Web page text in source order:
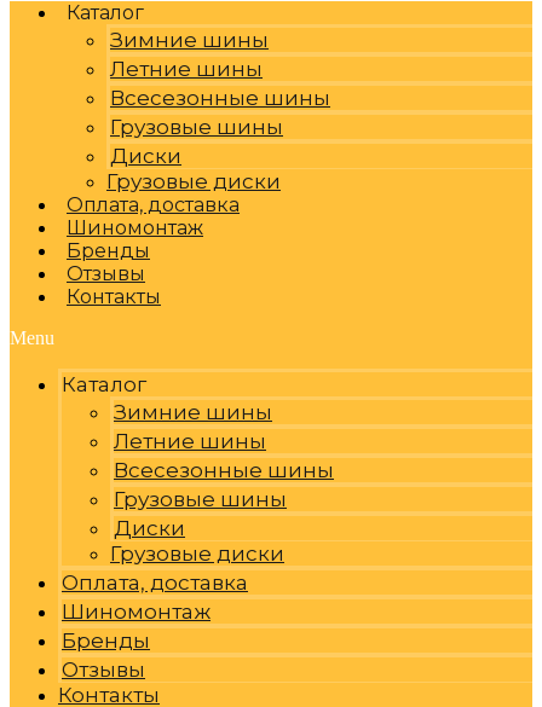
Каталог
Зимние шины
Летние шины
Всесезонные шины
Грузовые шины
Диски
Грузовые диски
Оплата, доставка
Шиномонтаж
Бренды
Отзывы
Контакты
Menu
Каталог
Зимние шины
Летние шины
Всесезонные шины
Грузовые шины
Диски
Грузовые диски
Оплата, доставка
Шиномонтаж
Бренды
Отзывы
Контакты